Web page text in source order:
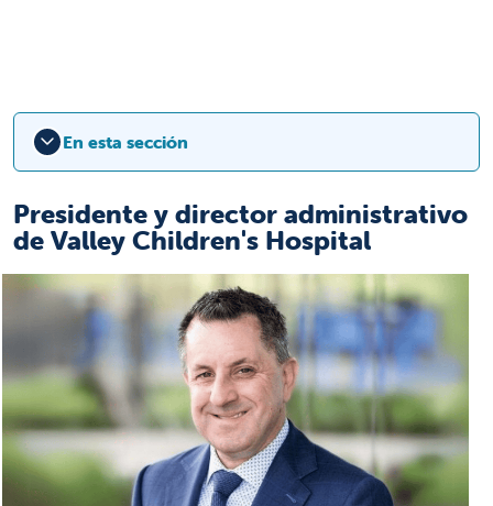
En esta sección
Presidente y director administrativo
de Valley Children's Hospital